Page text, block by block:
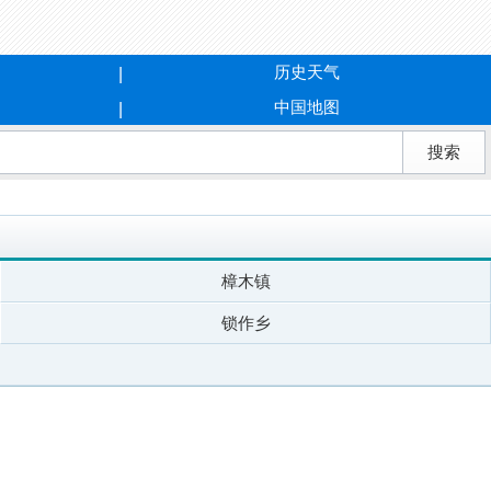
历史天气
中国地图
樟木镇
锁作乡